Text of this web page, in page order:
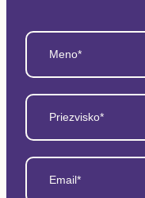
Meno*
Priezvisko*
Email*